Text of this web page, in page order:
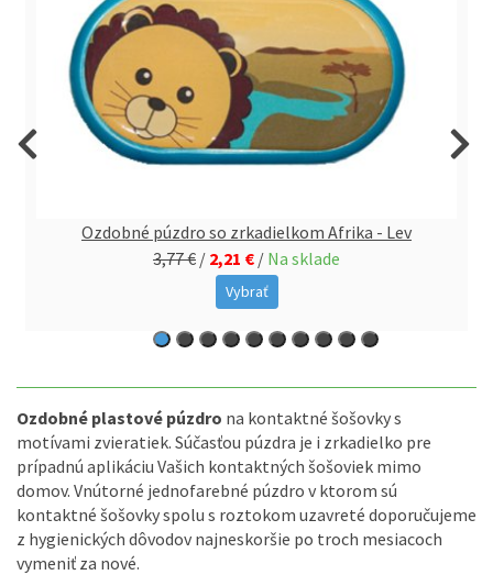
Ozdobné púzdro so zrkadielkom Afrika - Lev
3,77 € / 2,21 € / Na sklade
Vybrať
Ozdobné plastové púzdro na kontaktné šošovky s
motívami zvieratiek. Súčasťou púzdra je i zrkadielko pre
prípadnú aplikáciu Vašich kontaktných šošoviek mimo
domov. Vnútorné jednofarebné púzdro v ktorom sú
kontaktné šošovky spolu s roztokom uzavreté doporučujeme
z hygienických dôvodov najneskoršie po troch mesiacoch
vymeniť za nové.